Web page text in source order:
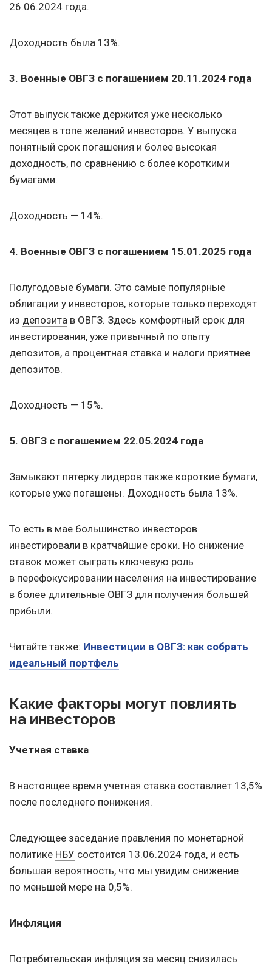
26.06.2024 года.
Доходность была 13%.
3. Военные ОВГЗ с погашением 20.11 .2024 года
Этот выпуск также держится уже несколько
месяцев в топе желаний инвесторов. У выпуска
понятный срок погашения и более высокая
доходность, по сравнению с более короткими
бумагами.
Доходность — 14%.
4. Военные ОВГЗ с погашением 15.01.2025 года
Полугодовые бумаги. Это самые популярные
облигации у инвесторов, которые только переходят
из депозита в ОВГЗ. Здесь комфортный срок для
инвестирования, уже привычный по опыту
депозитов, а процентная ставка и налоги приятнее
депозитов.
Доходность — 15%.
5. ОВГЗ с погашением 22.05.2024 года
Замыкают пятерку лидеров также короткие бумаги,
которые уже погашены. Доходность была 13%.
То есть в мае большинство инвесторов
инвестировали в кратчайшие сроки. Но снижение
ставок может сыграть ключевую роль
в перефокусировании населения на инвестирование
в более длительные ОВГЗ для получения большей
прибыли.
Читайте также: Инвестиции в ОВГЗ: как собрать
идеальный портфель
Какие факторы могут повлиять
на инвесторов
Учетная ставка
В настоящее время учетная ставка составляет 13,5%
после последнего понижения.
Следующее заседание правления по монетарной
политике НБУ состоится 13.06.2024 года, и есть
большая вероятность, что мы увидим снижение
по меньшей мере на 0,5%.
Инфляция
Потребительская инфляция за месяц снизилась